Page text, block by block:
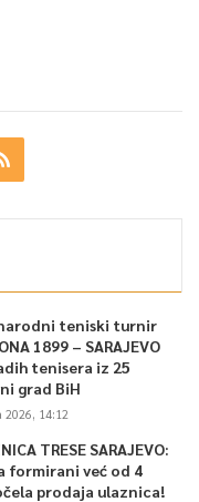
teniski turnir
1899 – SARAJEVO
tenisera iz 25
grad BiH
2026, 14:12
TRESE SARAJEVO:
formirani već od 4
prodaja ulaznica!